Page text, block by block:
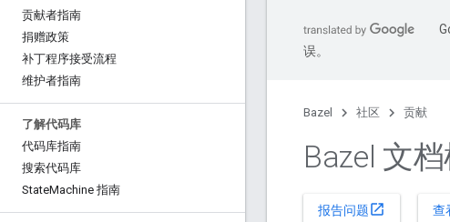
贡献者指南
捐赠政策
补丁程序接受流程
维护者指南
了解代码库
代码库指南
搜索代码库
StateMachine 指南
误。
Bazel 社区 贡献
Bazel 文
报告问题 open_in_new 查